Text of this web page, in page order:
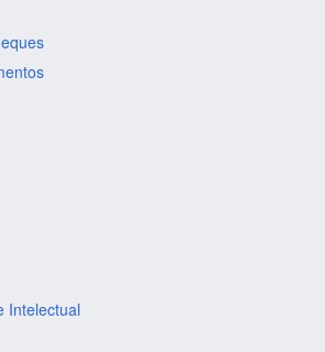
Intelectual